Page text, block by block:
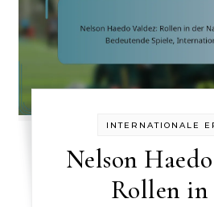
INTERNATIONALE
Nelson
Rollen in